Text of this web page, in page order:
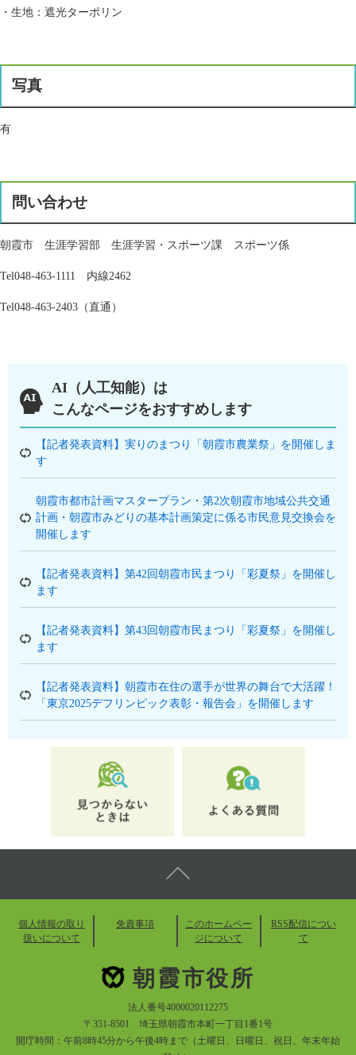
・生地：遮光ターポリン
写真
有
問い合わせ
朝霞市 生涯学習部 生涯学習・スポーツ課 スポーツ係
Tel048-463-1111 内線2462
Tel048-463-2403（直通）
AI（人工知能）は
こんなページをおすすめします
【記者発表資料】実りのまつり「朝霞市農業祭」を開催しま
す
朝霞市都市計画マスタープラン・第2次朝霞市地域公共交通
計画・朝霞市みどりの基本計画策定に係る市民意見交換会を
開催します
【記者発表資料】第42回朝霞市民まつり「彩夏祭」を開催し
ます
【記者発表資料】第43回朝霞市民まつり「彩夏祭」を開催し
ます
【記者発表資料】朝霞市在住の選手が世界の舞台で大活躍！
「東京2025デフリンピック表彰・報告会」を開催します
個人情報の取り
扱いについて
免責事項
このホームペー
ジについて
RSS配信につい
て
朝霞市役所
法人番号4000020112275
〒351-8501 埼玉県朝霞市本町一丁目1番1号
開庁時間：午前8時45分から午後4時まで（土曜日、日曜日、祝日、年末年始